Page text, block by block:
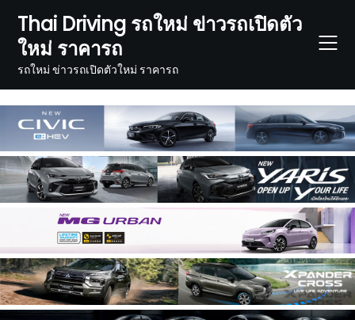
content
Thai Driving รถใหม่ ข่าวรถเปิดตัว
ใหม่ ราคารถ
รถใหม่ ข่าวรถเปิดตัวใหม่ ราคารถ